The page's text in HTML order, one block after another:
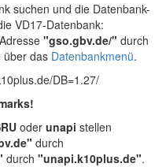
suchen und die Datenbank-
VD17-Datenbank:
"gso.gbv.de/" durch
über das Datenbankmenü.
DB=1.27/
oder unapi stellen
durch
durch "unapi.k10plus.de".